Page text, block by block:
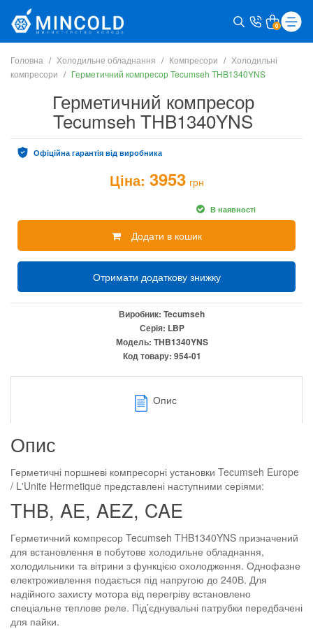
0
Головна Холодильне обладнання Компресори
Холодильні
компресори
Герметичний компресор Tecumseh THB1340YNS
Герметичний компресор
Tecumseh THB1340YNS
Офіційна гарантія від виробника
Ціна: 3953 грн
В наявності
Додати в кошик
Отримати додаткову знижку
Виробник: Tecumseh
Серія: LBP
Модель: THB1340YNS
Код товару: 954-01
Опис
Опис
Герметичні поршневі компресорні установки Tecumseh Europe
/ L'Unite Hermetique представлені наступними серіями:
THB, AE, AEZ, CAE
Герметичний компресор Tecumseh THB1340YNS призначений
для встановлення в побутове холодильне обладнання,
холодильники та вітрини з функцією охолодження. Однофазне
електроживлення подається під напругою до 240В. Для
надійного захисту мотора від перегріву встановлено
спеціальне теплове реле. Під’єднувальні патрубки передбачені
для пайки.